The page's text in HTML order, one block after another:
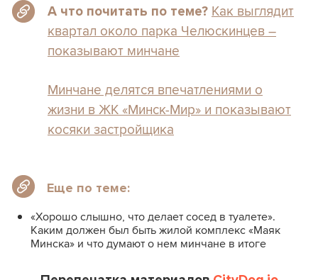
А что почитать по теме? Как выглядит
квартал около парка Челюскинцев –
показывают минчане
Минчане делятся впечатлениями о
жизни в ЖК «Минск-Мир» и показывают
косяки застройщика
Еще по теме:
«Хорошо слышно, что делает сосед в туалете».
Каким должен был быть жилой комплекс «Маяк
Минска» и что думают о нем минчане в итоге